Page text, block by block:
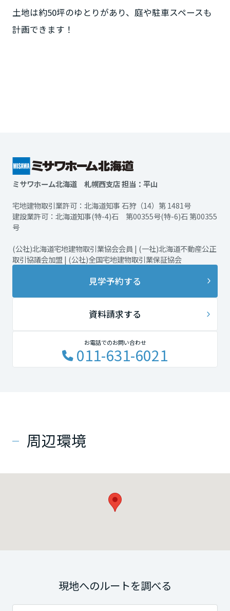
土地は約50坪のゆとりがあり、庭や駐車スペースも
計画できます！
ミサワホーム北海道 札幌西支店 担当：平山
宅地建物取引業許可：北海道知事 石狩（14）第 1481号
建設業許可：北海道知事(特-4)石 第00355号(特-6)石 第00355
号
(公社)北海道宅地建物取引業協会会員 | (一社)北海道不動産公正
取引協議会加盟 | (公社)全国宅地建物取引業保証協会
見学予約する
資料請求する
お電話でのお問い合わせ
011-631-6021
周辺環境
現地へのルートを調べる